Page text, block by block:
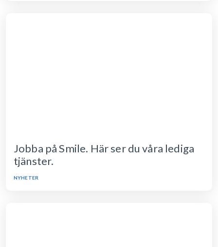
Jobba på Smile. Här ser du våra lediga
tjänster.
NYHETER